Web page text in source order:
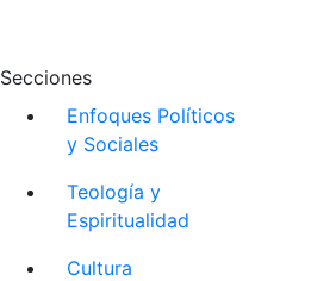
Secciones
Enfoques Políticos
y Sociales
Teología y
Espiritualidad
Cultura